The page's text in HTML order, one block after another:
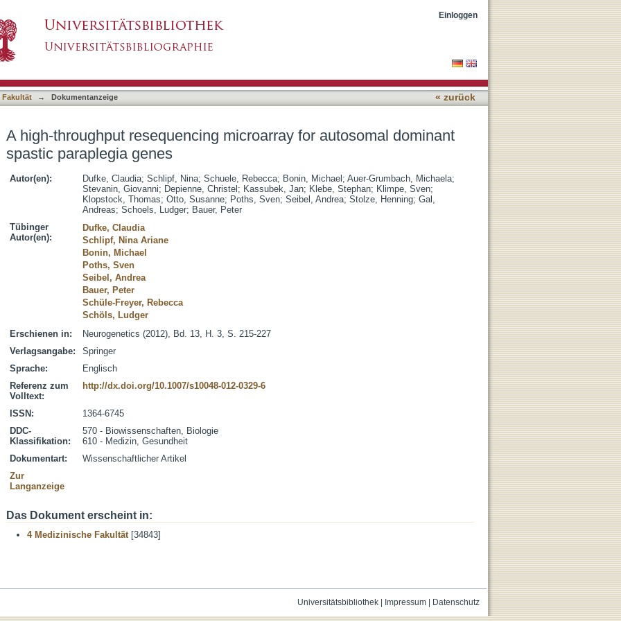
microarray for autosomal dominant spastic paraplegia genesEinloggen
Fakultät → Dokumentanzeige « zurück
A high-throughput resequencing microarray for autosomal dominant
spastic paraplegia genes
Autor(en): Dufke, Claudia; Schlipf, Nina; Schuele, Rebecca; Bonin, Michael ; Auer-Grumbach, Michaela;
Stevanin, Giovanni; Depienne, Christel ; Kassubek, Jan; Klebe, Stephan; Klimpe, Sven;
Klopstock, Thomas; Otto, Susanne; Poths, Sven; Seibel, Andrea; Stolze, Henning; Gal,
Andreas; Schoels, Ludger; Bauer, Peter
Tübinger
Autor(en):
Dufke, Claudia
Schlipf, Nina Ariane
Bonin, Michael
Poths, Sven
Seibel, Andrea
Bauer, Peter
Schüle-Freyer, Rebecca
Schöls, Ludger
Erschienen in:
Neurogenetics (2012), Bd. 13, H. 3, S. 215-227
Verlagsangabe:
Springer
Sprache:
Englisch
Referenz zum
Volltext:
http://dx.doi.org/10.1007/s10048-012-0329-6
ISSN:
1364-6745
DDC-
Klassifikation:
570 - Biowissenschaften, Biologie
610 - Medizin, Gesundheit
Dokumentart:
Wissenschaftlicher Artikel
Zur
Langanzeige
Das Dokument erscheint in:
4 Medizinische Fakultät[34843]
Universitätsbibliothek| Impressum| Datenschutz